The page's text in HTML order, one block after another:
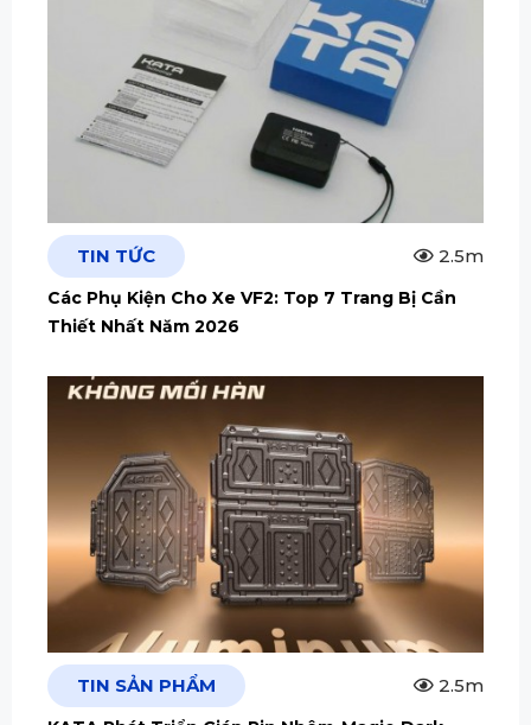
TIN TỨC 2.5m
Các Phụ Kiện Cho Xe VF2: Top 7 Trang Bị Cần
Thiết Nhất Năm 2026
TIN SẢN PHẨM 2.5m